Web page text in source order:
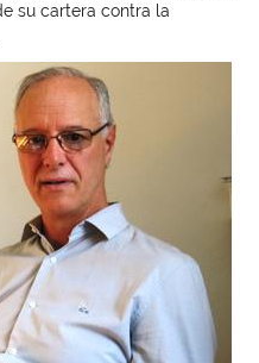
su cartera contra la